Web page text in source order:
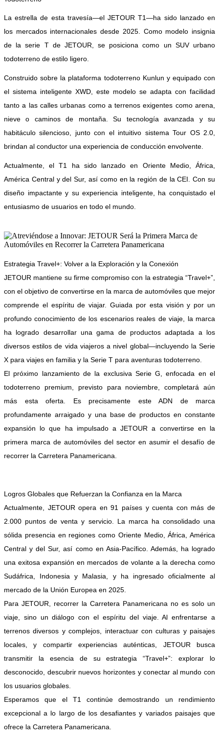
La estrella de esta travesía—el JETOUR T1—ha sido lanzado en
los mercados internacionales desde 2025. Como modelo insignia
de la serie T de JETOUR, se posiciona como un SUV urbano
todoterreno de estilo ligero.
Construido sobre la plataforma todoterreno Kunlun y equipado con
el sistema inteligente XWD, este modelo se adapta con facilidad
tanto a las calles urbanas como a terrenos exigentes como arena,
nieve o caminos de montaña. Su tecnología avanzada y su
habitáculo silencioso, junto con el intuitivo sistema Tour OS 2.0,
brindan al conductor una experiencia de conducción envolvente.
Actualmente, el T1 ha sido lanzado en Oriente Medio, África,
América Central y del Sur, así como en la región de la CEI. Con su
diseño impactante y su experiencia inteligente, ha conquistado el
entusiasmo de usuarios en todo el mundo.
Estrategia Travel+: Volver a la Exploración y la Conexión
JETOUR mantiene su firme compromiso con la estrategia “Travel+”,
con el objetivo de convertirse en la marca de automóviles que mejor
comprende el espíritu de viajar. Guiada por esta visión y por un
profundo conocimiento de los escenarios reales de viaje, la marca
ha logrado desarrollar una gama de productos adaptada a los
diversos estilos de vida viajeros a nivel global—incluyendo la Serie
X para viajes en familia y la Serie T para aventuras todoterreno.
El próximo lanzamiento de la exclusiva Serie G, enfocada en el
todoterreno premium, previsto para noviembre, completará aún
más esta oferta. Es precisamente este ADN de marca
profundamente arraigado y una base de productos en constante
expansión lo que ha impulsado a JETOUR a convertirse en la
primera marca de automóviles del sector en asumir el desafío de
recorrer la Carretera Panamericana.
Logros Globales que Refuerzan la Confianza en la Marca
Actualmente, JETOUR opera en 91 países y cuenta con más de
2.000 puntos de venta y servicio. La marca ha consolidado una
sólida presencia en regiones como Oriente Medio, África, América
Central y del Sur, así como en Asia-Pacífico. Además, ha logrado
una exitosa expansión en mercados de volante a la derecha como
Sudáfrica, Indonesia y Malasia, y ha ingresado oficialmente al
mercado de la Unión Europea en 2025.
Para JETOUR, recorrer la Carretera Panamericana no es solo un
viaje, sino un diálogo con el espíritu del viaje. Al enfrentarse a
terrenos diversos y complejos, interactuar con culturas y paisajes
locales, y compartir experiencias auténticas, JETOUR busca
transmitir la esencia de su estrategia “Travel+”: explorar lo
desconocido, descubrir nuevos horizontes y conectar al mundo con
los usuarios globales.
Esperamos que el T1 continúe demostrando un rendimiento
excepcional a lo largo de los desafiantes y variados paisajes que
ofrece la Carretera Panamericana.